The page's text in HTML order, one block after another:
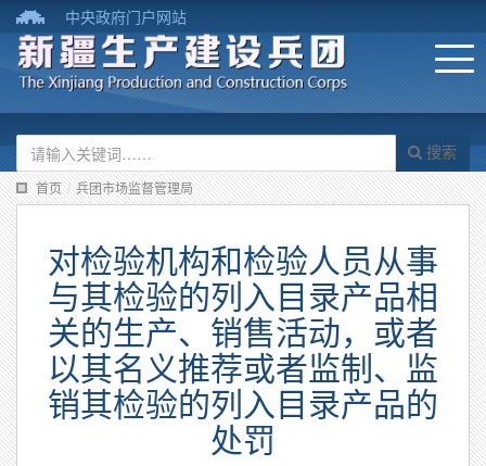
中央政府门户网站
搜索
首页 / 兵团市场监督管理局
对检验机构和检验人员从事
与其检验的列入目录产品相
关的生产、销售活动，或者
以其名义推荐或者监制、监
销其检验的列入目录产品的
处罚